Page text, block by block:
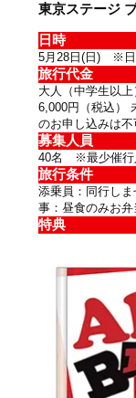
東京ステージ
日時
5月28日(日) ※
旅行代金
大人（中学生以
6,000円（税込）
のお申し込みは
募集人員
40名 ※最少催行
旅行条件
添乗員：同行し
事：昼食のみお
特典